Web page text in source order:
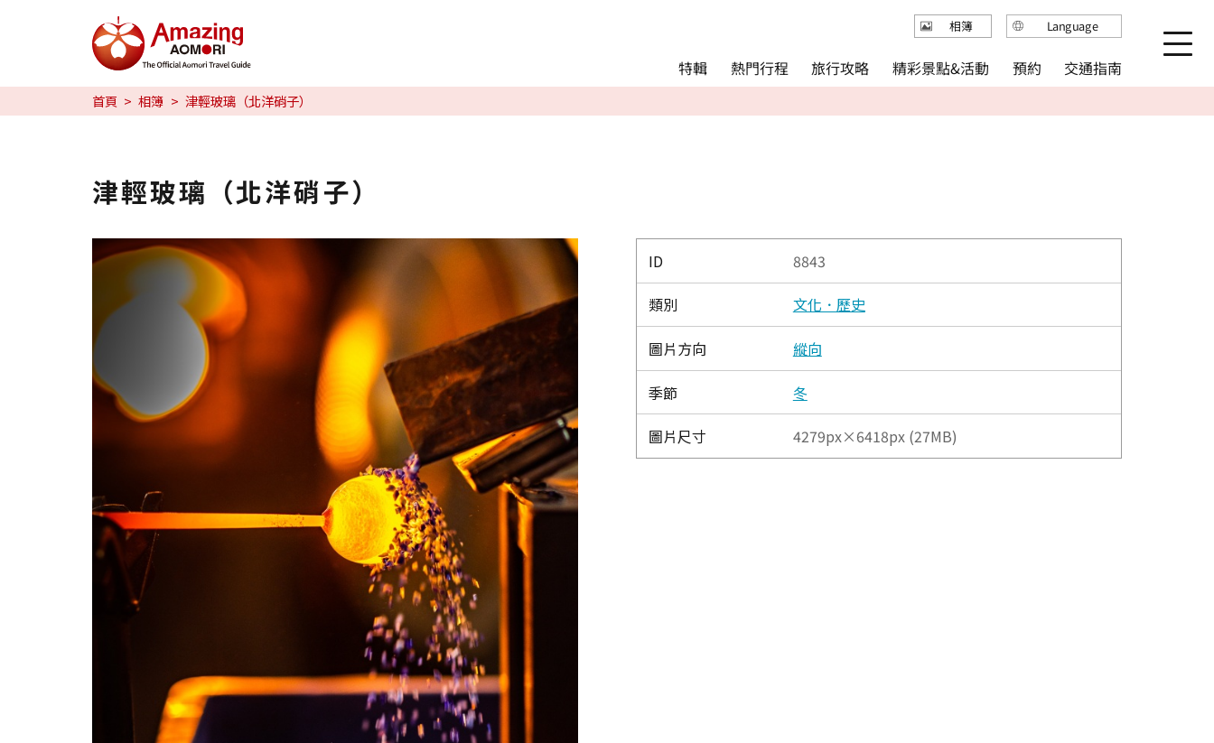
特輯
熱門行程
旅行攻略
精彩景點&活動
繁体中文
简体中文
首頁 相簿 津輕玻璃（北洋硝子）
津輕玻璃（北洋硝子）
ID 8843
類別 文化．歷史
圖片方向 縱向
季節 冬
圖片尺寸 4279px×6418px (27MB)
特輯 熱門行程 旅行攻略 精彩景點&活動 預約 交通指南
相簿 Language
English
简体中文